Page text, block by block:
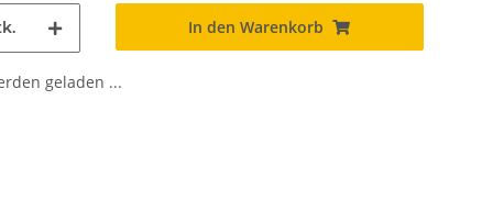
In den Warenkorb
geladen ...